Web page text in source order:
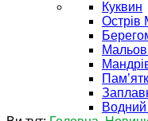
Куквин
Острів